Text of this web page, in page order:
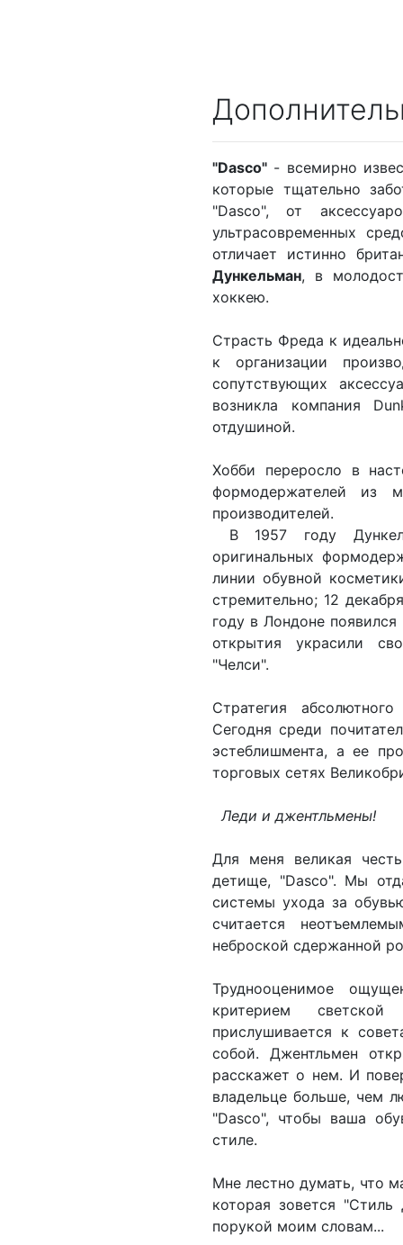
"Dasco" - всемирно
которые тщательно
"Dasco", от
ультрасовременных
отличает истинно
Дункельман, в
хоккею.
Страсть Фреда к
к организации
сопутствующих
возникла компания
отдушиной.
Хобби переросло в
формодержателей из
производителей.
В 1957 году
оригинальных
линии обувной
стремительно; 12
году в Лондоне
открытия украсили
"Челси".
Стратегия
Сегодня среди
эстеблишмента, а ее
торговых сетях
Леди и джентльмены!
Для меня великая
детище, "Dasco". Мы
системы ухода за
считается
неброской сдержанной
Труднооценимое
критерием светской
прислушивается к
собой. Джентльмен
расскажет о нем. И
владельце больше, чем
"Dasco", чтобы ваша
стиле.
Мне лестно думать, что
которая зовется
порукой моим словам...